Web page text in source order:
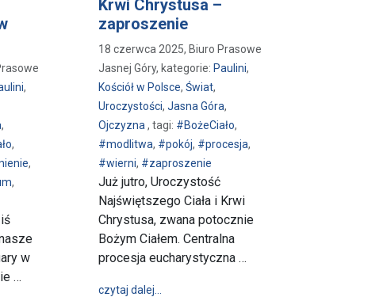
mądre korzystanie z wolności
,
,
,
,
,
w
…
Krwi Chrystusa –
zaproszenie
18 czerwca 2025, Biuro Prasowe
Jasnej Góry, kategorie: Paulini,
Kościół w Polsce, Świat,
Uroczystości, Jasna Góra,
Ojczyzna , tagi: #BożeCiało,
#modlitwa, #pokój, #procesja,
#wierni, #zaproszenie
Już jutro, Uroczystość
Najświętszego Ciała i Krwi
Chrystusa, zwana potocznie
Bożym Ciałem. Centralna
procesja eucharystyczna …
czytaj dalej…